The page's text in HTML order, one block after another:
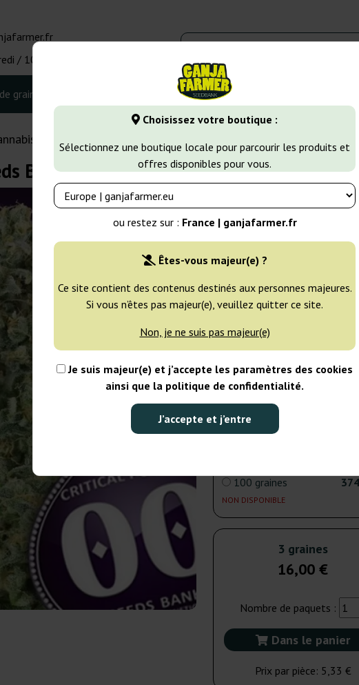
Choisissez votre boutique :
Sélectionnez une boutique locale pour parcourir les produits et
offres disponibles pour vous.
ou restez sur : France | ganjafarmer.fr
Êtes-vous majeur(e) ?
Ce site contient des contenus destinés aux personnes majeures.
Si vous n’êtes pas majeur(e), veuillez quitter ce site.
Non, je ne suis pas majeur(e)
Je suis majeur(e) et j’accepte les paramètres des cookies
ainsi que la politique de confidentialité.
J’accepte et j’entre
/ 10:00 - 16:00
graines Variétés de cannabis
Bank
00 Seeds Bank
3 graines
EXPÉD. 3-7 JOURS
5 graines
EXPÉD. 3-7 JOURS
25 graines
NON DISPONIBLE
100 graines
NON DISPONIBLE
3 graines
16,00 €
Nombre de paquets :
Dans le panier
Prix par pièce: 5,33 €